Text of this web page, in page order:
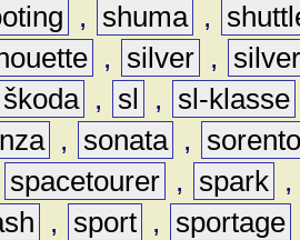
, shuma ,
, silver ,
škoda , sl , sl-klasse
, sonata ,
spacetourer , spark ,
, sport , sportage